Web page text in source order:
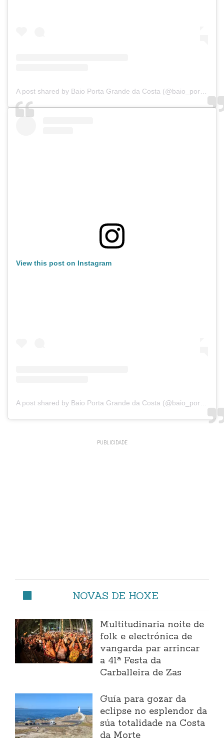
View this post on Instagram
NOVAS DE HOXE
Multitudinaria noite de
folk e electrónica de
vangarda par arrincar
a 41ª Festa da
Carballeira de Zas
Guía para gozar da
eclipse no esplendor da
súa totalidade na Costa
da Morte